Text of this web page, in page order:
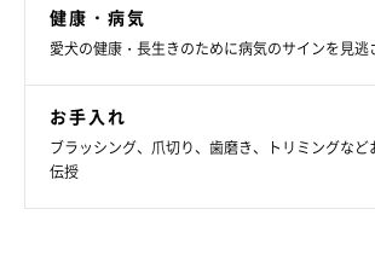
健康・病気
愛犬の健康・長生きのために病気のサインを見
お手入れ
ブラッシング、爪切り、歯磨き、トリミングなど
伝授